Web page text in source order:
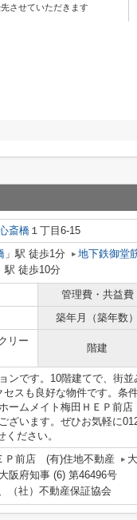
させていただきます
斎橋 １丁目6-15
」駅 徒歩1分 地下鉄御堂
駅 徒歩10分
管理費・共益費
築年月（築年数）
リー
階建
ンです。10階建てで、街
セスも良好な物件です。条
ームメイト梅田ＨＥＰ前
ざいます。ぜひお気軽に
ださい。
Ｐ前店 (有)住地不動産
大阪府知事 (6) 第46496号
（社）不動産保証協会